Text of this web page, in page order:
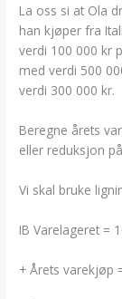
La oss si at Ola
han kjøper fra
verdi 100 000 kr
med verdi 500
verdi 300 000 kr.
Beregne årets
eller reduksjon
Vi skal bruke
IB Varelageret =
+ Årets varekjøp